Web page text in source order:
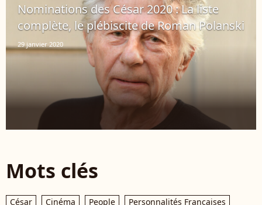
Nominations des César 2020 : La liste
complète, le plébiscite de Roman Polanski
29 janvier 2020
Mots clés
César Cinéma People
Personnalités Françaises